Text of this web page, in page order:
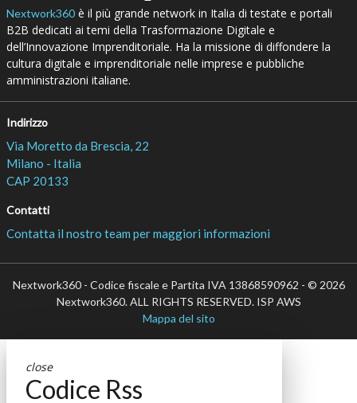
Nextwork360è il più grande network in Italia di testate e portali
B2B dedicati ai temi della Trasformazione Digitale e
dell’Innovazione Imprenditoriale. Ha la missione di diffondere la
cultura digitale e imprenditoriale nelle imprese e pubbliche
amministrazioni italiane.
Indirizzo
Via Moretto da Brescia, 22
Milano - Italia
CAP 20133
Contatti
Contatta il nostro team per maggiori informazioni
Nextwork360 - Codice fiscale e Partita IVA 13868590962 - © 2026
Nextwork360. ALL RIGHTS RESERVED. ISP AWS
Mappa del sito
close
Codice Rss